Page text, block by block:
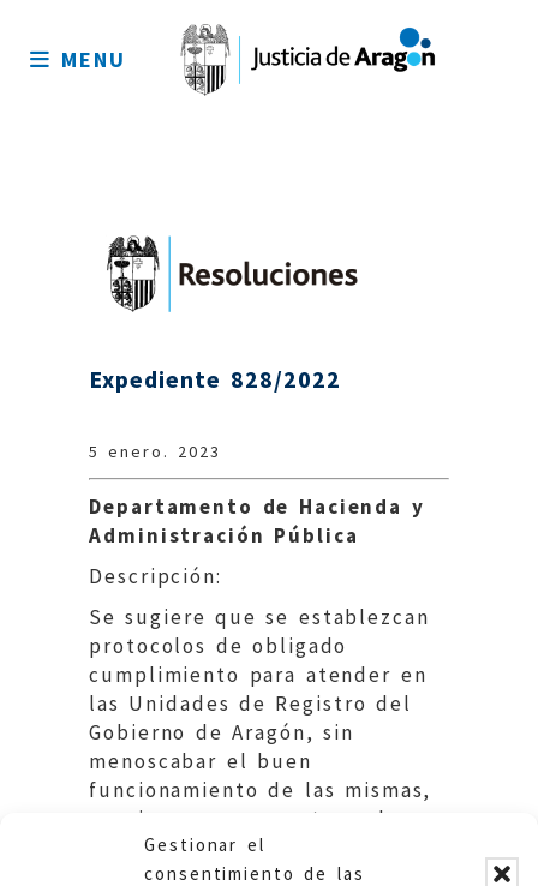
Gestionar el
consentimiento de las
sitio
MENU
Expediente 828/2022
5 enero. 2023
Departamento de Hacienda y
Administración Pública
Descripción:
Se sugiere que se establezcan
protocolos de obligado
cumplimiento para atender en
las Unidades de Registro del
Gobierno de Aragón, sin
menoscabar el buen
funcionamiento de las mismas,
a quienes se presenten a hacer
uso de ellas sin cita previa.